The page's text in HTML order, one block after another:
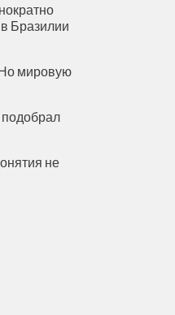
Бразилии
Но мировую
не